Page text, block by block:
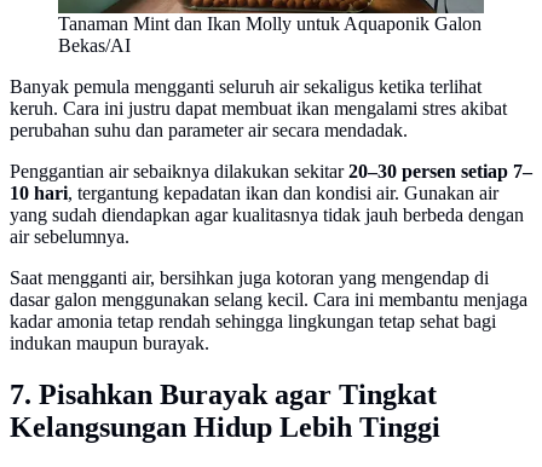
Tanaman Mint dan Ikan Molly untuk Aquaponik Galon
Bekas/AI
Banyak pemula mengganti seluruh air sekaligus ketika terlihat
keruh. Cara ini justru dapat membuat ikan mengalami stres akibat
perubahan suhu dan parameter air secara mendadak.
Penggantian air sebaiknya dilakukan sekitar20–30 persen setiap 7–
10 hari, tergantung kepadatan ikan dan kondisi air. Gunakan air
yang sudah diendapkan agar kualitasnya tidak jauh berbeda dengan
air sebelumnya.
Saat mengganti air, bersihkan juga kotoran yang mengendap di
dasar galon menggunakan selang kecil. Cara ini membantu menjaga
kadar amonia tetap rendah sehingga lingkungan tetap sehat bagi
indukan maupun burayak.
7. Pisahkan Burayak agar Tingkat
Kelangsungan Hidup Lebih Tinggi